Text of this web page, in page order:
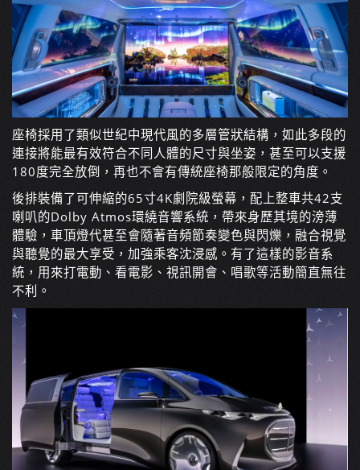
座椅採用了類似世紀中現代風的多層管狀結構，如此多段的
連接將能最有效符合不同人體的尺寸與坐姿，甚至可以支援
180度完全放倒，再也不會有傳統座椅那般限定的角度。
後排裝備了可伸縮的65寸4K劇院級螢幕，配上整車共42支
喇叭的Dolby Atmos環繞音響系統，帶來身歷其境的滂薄
體驗，車頂燈代甚至會隨著音頻節奏變色與閃爍，融合視覺
與聽覺的最大享受，加強乘客沈浸感。有了這樣的影音系
統，用來打電動、看電影、視訊開會、唱歌等活動簡直無往
不利。